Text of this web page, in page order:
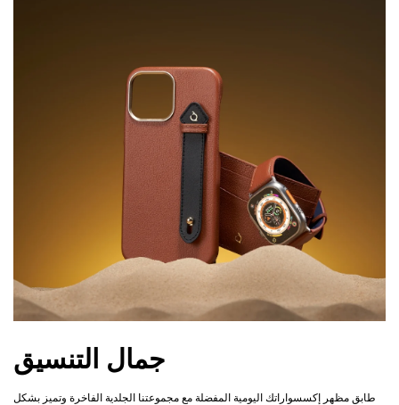
جمال التنسيق
طابق مظهر إكسسواراتك اليومية المفضلة مع مجموعتنا الجلدية الفاخرة وتميز بشكل